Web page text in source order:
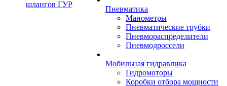
шлангов ГУР
Пневматика
Манометры
Пневматические трубки
Пневмораспределители
Пневмодроссели
Мобильная гидравлика
Гидромоторы
Коробки отбора мощности